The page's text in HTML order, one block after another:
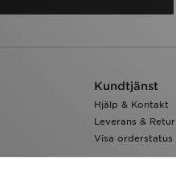
Kundtjänst
Hjälp & Kontakt
Leverans & Retur
Visa orderstatus